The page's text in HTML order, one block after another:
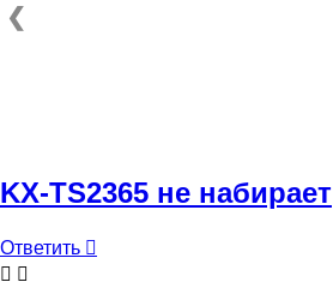
❮
KX-TS2365 не набирает
Ответить